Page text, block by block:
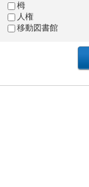
栂
人権
移動図書館